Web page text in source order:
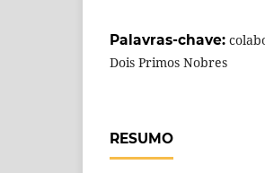
Palavras-chave:
Dois Primos Nobres
RESUMO